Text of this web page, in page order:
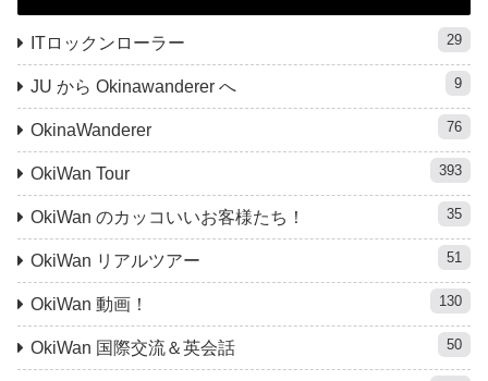
ITロックンローラー 29
JU から Okinawanderer へ 9
OkinaWanderer 76
OkiWan Tour 393
OkiWan のカッコいいお客様たち！ 35
OkiWan リアルツアー 51
OkiWan 動画！ 130
OkiWan 国際交流＆英会話 50